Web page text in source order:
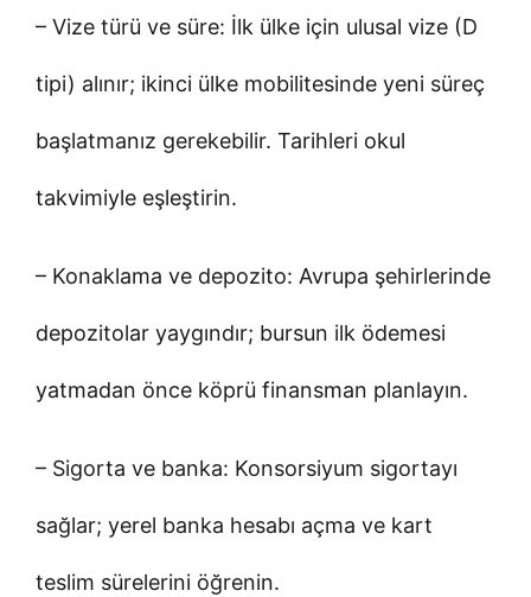
– Vize türü ve süre: İlk ülke için ulusal vize (D
tipi) alınır; ikinci ülke mobilitesinde yeni süreç
başlatmanız gerekebilir. Tarihleri okul
takvimiyle eşleştirin.
– Konaklama ve depozito: Avrupa şehirlerinde
depozitolar yaygındır; bursun ilk ödemesi
yatmadan önce köprü finansman planlayın.
– Sigorta ve banka: Konsorsiyum sigortayı
sağlar; yerel banka hesabı açma ve kart
teslim sürelerini öğrenin.